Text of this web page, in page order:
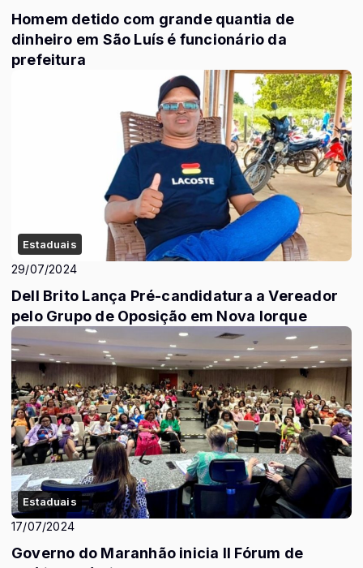
Homem detido com grande quantia de
dinheiro em São Luís é funcionário da
prefeitura
Estaduais
29/07/2024
Dell Brito Lança Pré-candidatura a Vereador
pelo Grupo de Oposição em Nova Iorque
Estaduais
17/07/2024
Governo do Maranhão inicia II Fórum de